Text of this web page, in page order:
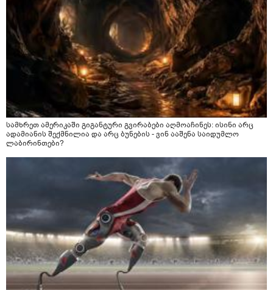
სამხრეთ ამერიკაში გიგანტური გვირაბები აღმოაჩინეს: ისინი არც
ადამიანის შექმნილია და არც ბუნების - ვინ ააშენა საიდუმლო
ლაბირინთები?